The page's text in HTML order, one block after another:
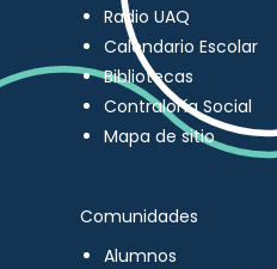
Radio UAQ
Calendario Escolar
Bibliotecas
Contraloría Social
Mapa de sitio
Comunidades
Alumnos